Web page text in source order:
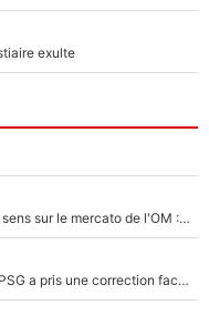
exulte
Medina, Rulli, Paixao... ça part dans tous les sens sur le mercato de l'OM : Frank McCourt va enfin récupérer l'argent qu'il attend ?
Sans Ousmane Dembélé et Désiré Doué, le PSG a pris une correction face à Majorque : Luis Enrique attend avec impatience des renforts !